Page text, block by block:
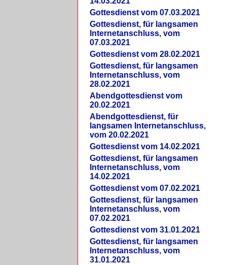
Gottesdienst vom 07.03.2021
Gottesdienst, für langsamen
Internetanschluss, vom
07.03.2021
Gottesdienst vom 28.02.2021
Gottesdienst, für langsamen
Internetanschluss, vom
28.02.2021
Abendgottesdienst vom
20.02.2021
Abendgottesdienst, für
langsamen Internetanschluss,
vom 20.02.2021
Gottesdienst vom 14.02.2021
Gottesdienst, für langsamen
Internetanschluss, vom
14.02.2021
Gottesdienst vom 07.02.2021
Gottesdienst, für langsamen
Internetanschluss, vom
07.02.2021
Gottesdienst vom 31.01.2021
Gottesdienst, für langsamen
Internetanschluss, vom
31.01.2021